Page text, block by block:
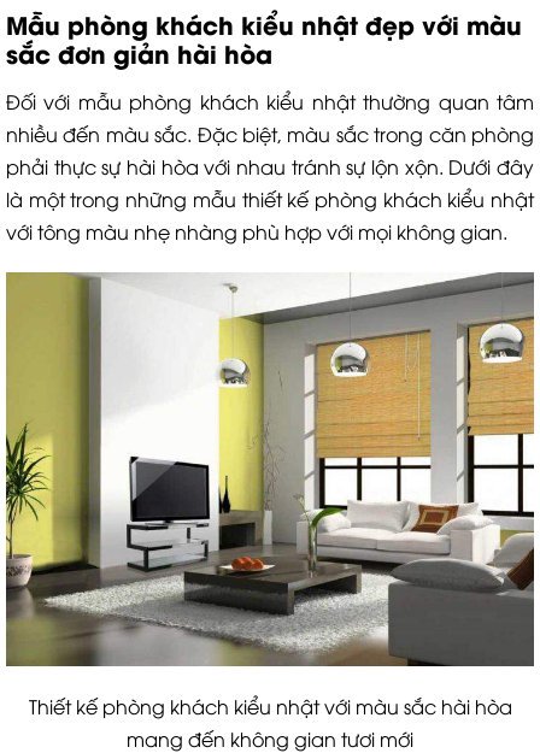
Mẫu phòng khách kiểu nhật đẹp với màu
sắc đơn giản hài hòa
Đối với mẫu phòng khách kiểu nhật thường quan tâm
nhiều đến màu sắc. Đặc biệt, màu sắc trong căn phòng
phải thực sự hài hòa với nhau tránh sự lộn xộn. Dưới đây
là một trong những mẫu thiết kế phòng khách kiểu nhật
với tông màu nhẹ nhàng phù hợp với mọi không gian.
Thiết kế phòng khách kiểu nhật với màu sắc hài hòa
mang đến không gian tươi mới